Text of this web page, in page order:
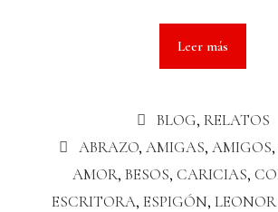
Leer más
BLOG,RELATOS
ABRAZO, AMIGAS, AMIGOS,
AMOR, BESOS, CARICIAS,
ESCRITORA, ESPIGÓN,